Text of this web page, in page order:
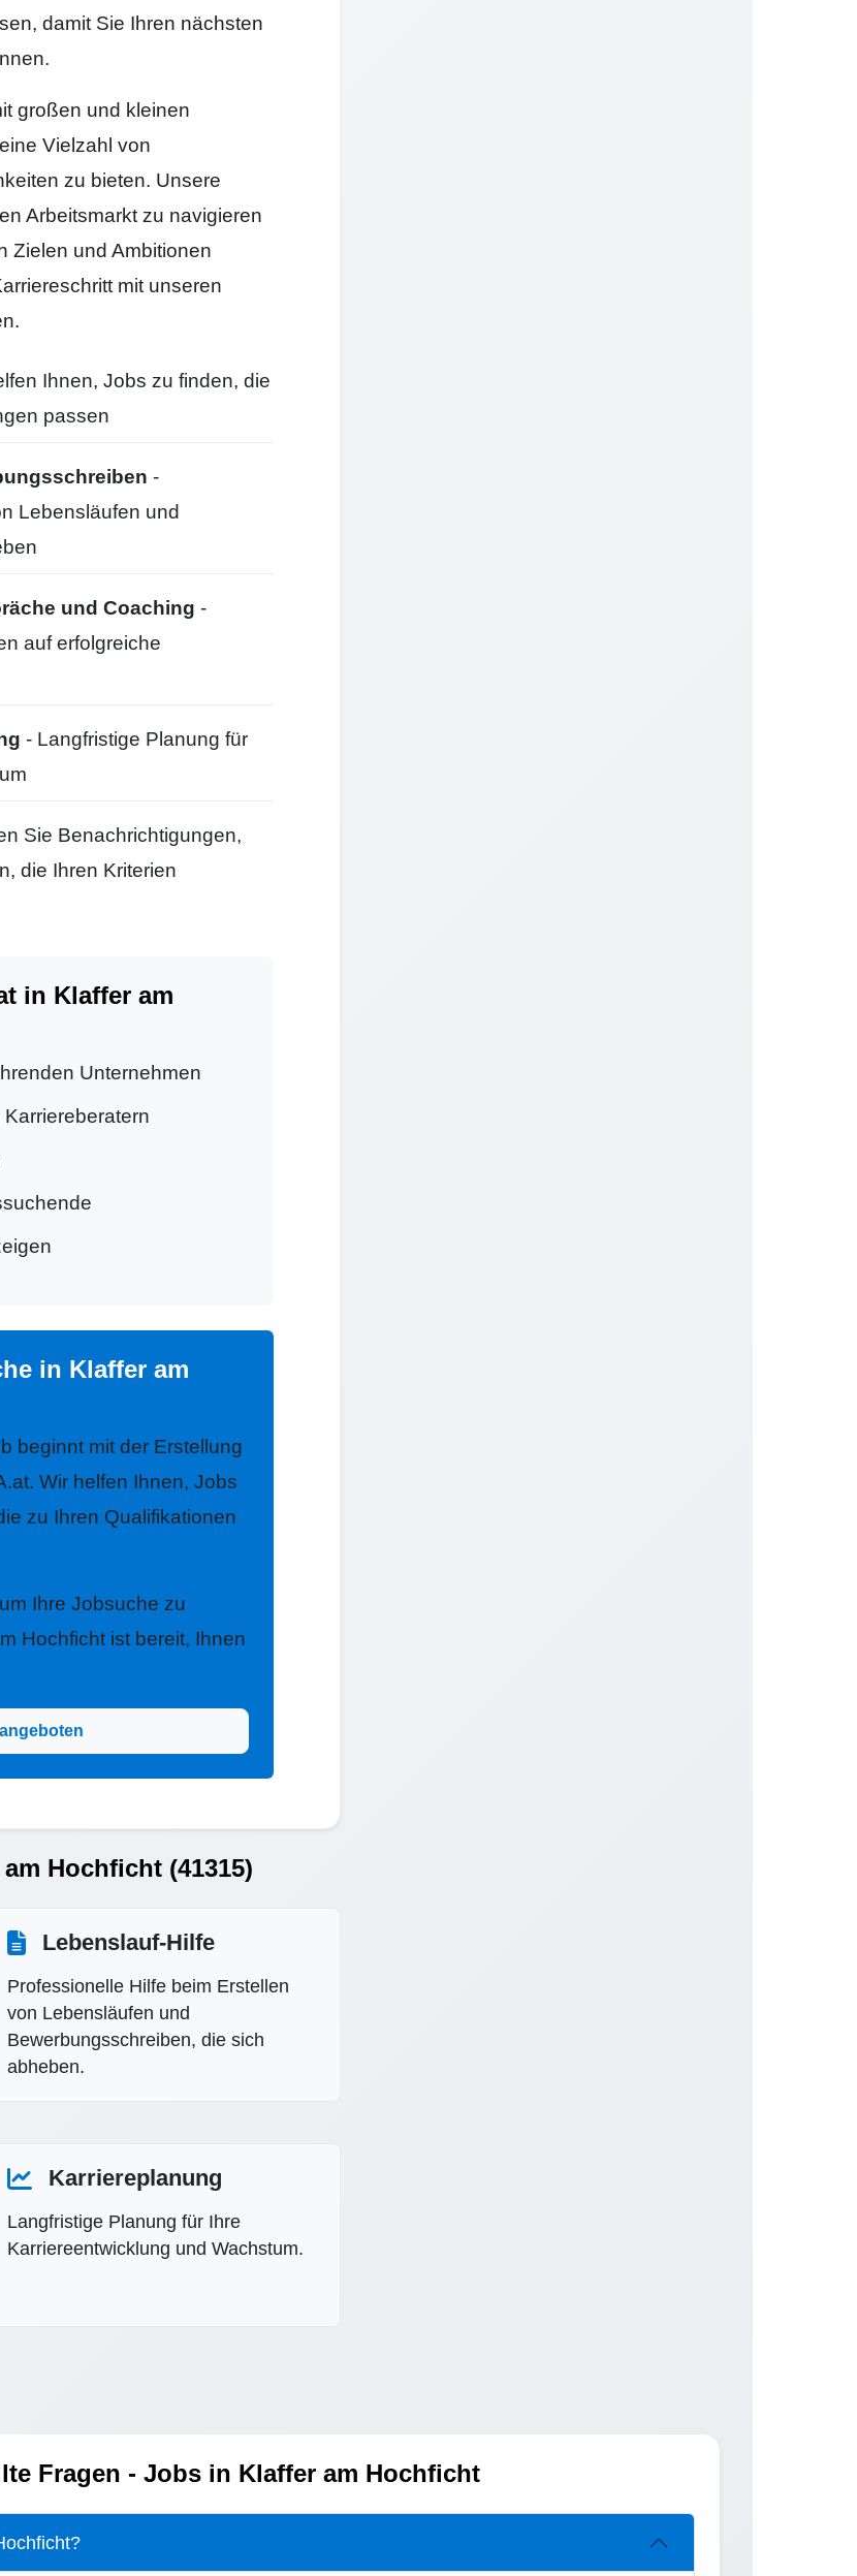
damit Sie Ihren nächsten
großen und kleinen
Vielzahl von
zu bieten. Unsere
Arbeitsmarkt zu navigieren
Zielen und Ambitionen
mit unseren
Ihnen, Jobs zu finden, die
passen
-
Lebensläufen und
und Coaching -
auf erfolgreiche
- Langfristige Planung für
Sie Benachrichtigungen,
die Ihren Kriterien
in Klaffer am
Unternehmen
in Klaffer am
beginnt mit der Erstellung
Wir helfen Ihnen, Jobs
zu Ihren Qualifikationen
Ihre Jobsuche zu
Hochficht ist bereit, Ihnen
Hochficht (41315)
Lebenslauf-Hilfe
Professionelle Hilfe beim Erstellen
von Lebensläufen und
Bewerbungsschreiben, die sich
abheben.
Karriereplanung
Langfristige Planung für Ihre
Karriereentwicklung und Wachstum.
Fragen - Jobs in Klaffer am Hochficht